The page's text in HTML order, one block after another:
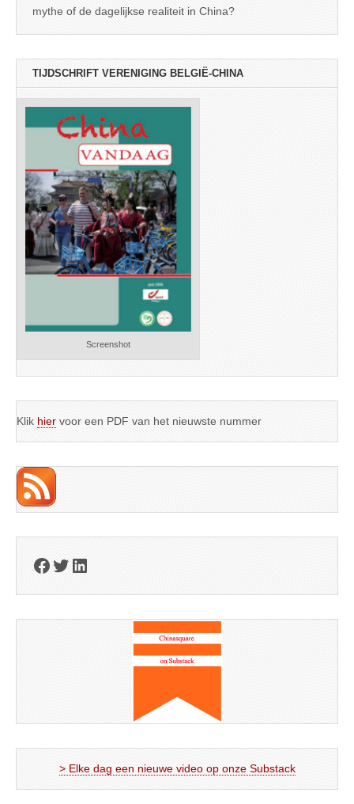
mythe of de dagelijkse realiteit in China?
TIJDSCHRIFT VERENIGING BELGIË-CHINA
Screenshot
Klik hier voor een PDF van het nieuwste nummer
Facebook
Twitter
LinkedIn
> Elke dag een nieuwe video op onze Substack